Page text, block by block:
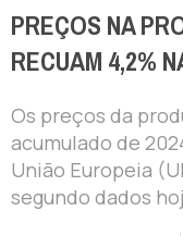
PREÇOS NA
RECUAM 4,2%
Os preços da
acumulado de
União Europeia
segundo dados